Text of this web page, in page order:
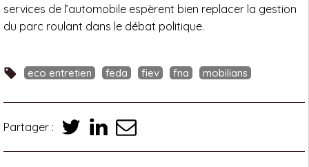
services de l’automobile espèrent bien replacer la gestion
du parc roulant dans le débat politique.
eco entretien feda fiev fna mobilians
Partager :